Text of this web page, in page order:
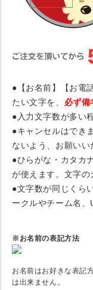
●【お名前】【お電
たい文字を、 必ず備
●入力文字数が多い
●キャンセルはでき
ないよう、お願いい
●ひらがな・カタカ
が使えます。文字の
●文字数が同じくら
ークルやチーム名
※お名前の表記方法
お名前はお好きな表記
は出来ません。